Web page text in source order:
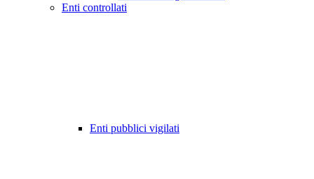
Enti controllati
Enti pubblici vigilati